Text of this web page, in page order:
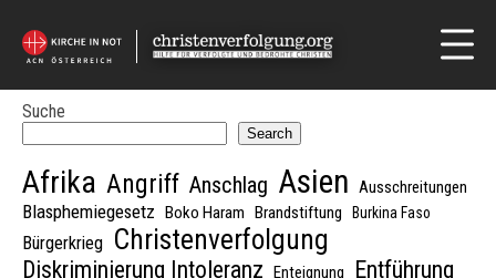
Suche
Search
Afrika Angriff Anschlag Asien Ausschreitungen
Blasphemiegesetz Boko Haram Brandstiftung Burkina Faso
Bürgerkrieg Christenverfolgung
Diskriminierung Intoleranz Enteignung Entführung